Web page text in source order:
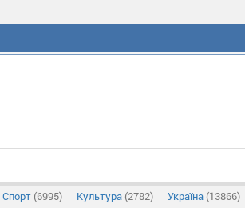
Спорт (6995) Культура (2782) Україна (13866)